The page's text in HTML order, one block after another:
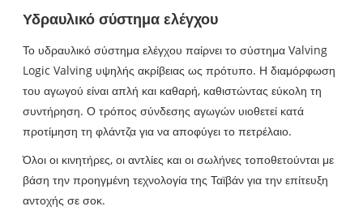
Υδραυλικό σύστημα ελέγχου
Το υδραυλικό σύστημα ελέγχου παίρνει το σύστημα Valving
Logic Valving υψηλής ακρίβειας ως πρότυπο. Η διαμόρφωση
του αγωγού είναι απλή και καθαρή, καθιστώντας εύκολη τη
συντήρηση. Ο τρόπος σύνδεσης αγωγών υιοθετεί κατά
προτίμηση τη φλάντζα για να αποφύγει το πετρέλαιο.
Όλοι οι κινητήρες, οι αντλίες και οι σωλήνες τοποθετούνται με
βάση την προηγμένη τεχνολογία της Ταϊβάν για την επίτευξη
αντοχής σε σοκ.